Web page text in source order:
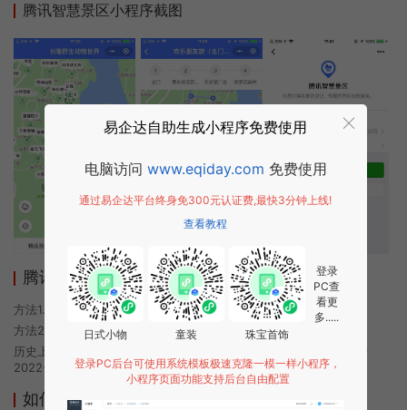
腾讯智慧景区小程序截图
腾讯智慧景区小程序使用方法
方法1. 使用微信扫描本页面上方二维码进入腾讯智慧景区的小程序
方法2. 在微信中搜索“腾讯智慧景区”即可进入小程序
历史上的今时小程序由腾讯智慧景区团队开发，易企达小程序商店于
2022-07-02 20:04发布
如何开发类似腾讯智慧景区的小程序
易企达自助生成小程序免费使用
电脑访问 www.eqiday.com 免费使用
通过易企达平台终身免300元认证费,最快3分钟上线!
查看教程
日式小物 童装 珠宝首饰
登录
PC查
看更
多.....
登录PC后台可使用系统模板极速克隆一模一样小程序，
小程序页面功能支持后台自由配置